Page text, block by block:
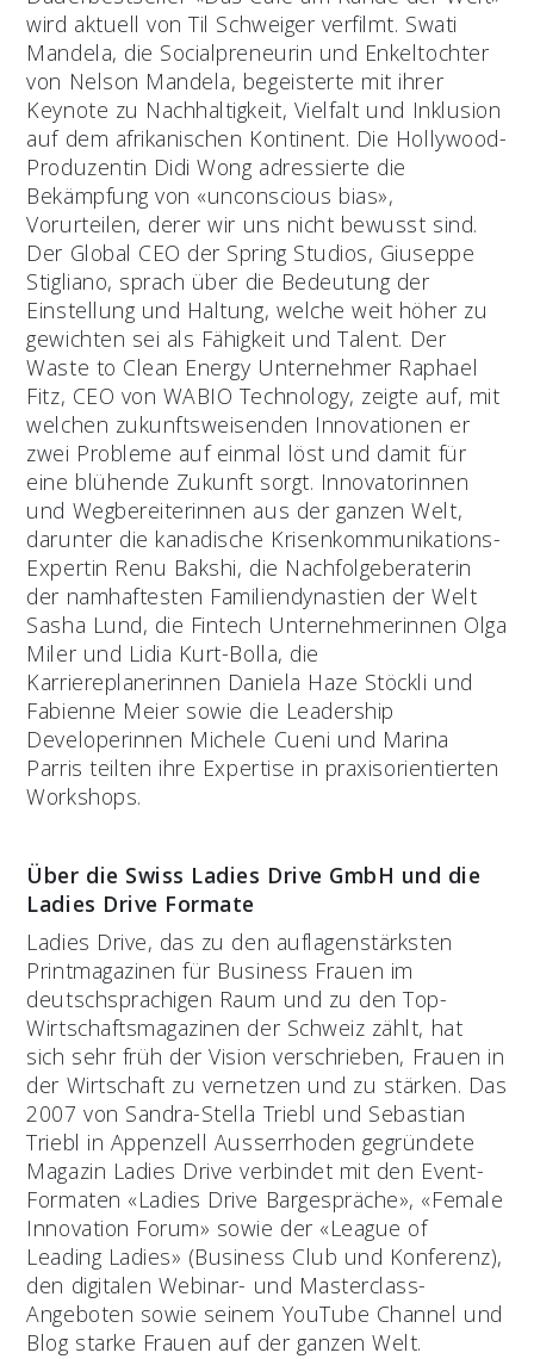
wird aktuell von Til Schweiger verfilmt. Swati
Mandela, die Socialpreneurin und Enkeltochter
von Nelson Mandela, begeisterte mit ihrer
Keynote zu Nachhaltigkeit, Vielfalt und Inklusion
auf dem afrikanischen Kontinent. Die Hollywood-
Produzentin Didi Wong adressierte die
Bekämpfung von «unconscious bias»,
Vorurteilen, derer wir uns nicht bewusst sind.
Der Global CEO der Spring Studios, Giuseppe
Stigliano, sprach über die Bedeutung der
Einstellung und Haltung, welche weit höher zu
gewichten sei als Fähigkeit und Talent. Der
Waste to Clean Energy Unternehmer Raphael
Fitz, CEO von WABIO Technology, zeigte auf, mit
welchen zukunftsweisenden Innovationen er
zwei Probleme auf einmal löst und damit für
eine blühende Zukunft sorgt. Innovatorinnen
und Wegbereiterinnen aus der ganzen Welt,
darunter die kanadische Krisenkommunikations-
Expertin Renu Bakshi, die Nachfolgeberaterin
der namhaftesten Familiendynastien der Welt
Sasha Lund, die Fintech Unternehmerinnen Olga
Miler und Lidia Kurt-Bolla, die
Karriereplanerinnen Daniela Haze Stöckli und
Fabienne Meier sowie die Leadership
Developerinnen Michele Cueni und Marina
Parris teilten ihre Expertise in praxisorientierten
Workshops.
Über die Swiss Ladies Drive GmbH und die
Ladies Drive Formate
Ladies Drive, das zu den auflagenstärksten
Printmagazinen für Business Frauen im
deutschsprachigen Raum und zu den Top-
Wirtschaftsmagazinen der Schweiz zählt, hat
sich sehr früh der Vision verschrieben, Frauen in
der Wirtschaft zu vernetzen und zu stärken. Das
2007 von Sandra-Stella Triebl und Sebastian
Triebl in Appenzell Ausserrhoden gegründete
Magazin Ladies Drive verbindet mit den Event-
Formaten «Ladies Drive Bargespräche», «Female
Innovation Forum» sowie der «League of
Leading Ladies» (Business Club und Konferenz),
den digitalen Webinar- und Masterclass-
Angeboten sowie seinem YouTube Channel und
Blog starke Frauen auf der ganzen Welt.